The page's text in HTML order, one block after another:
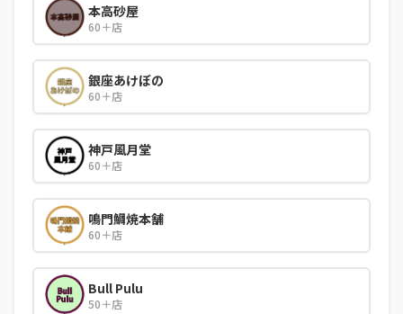
本高砂屋
60＋店
銀座あけぼの
60＋店
神戸風月堂
60＋店
鳴門鯛焼本舗
60＋店
Bull Pulu
50＋店